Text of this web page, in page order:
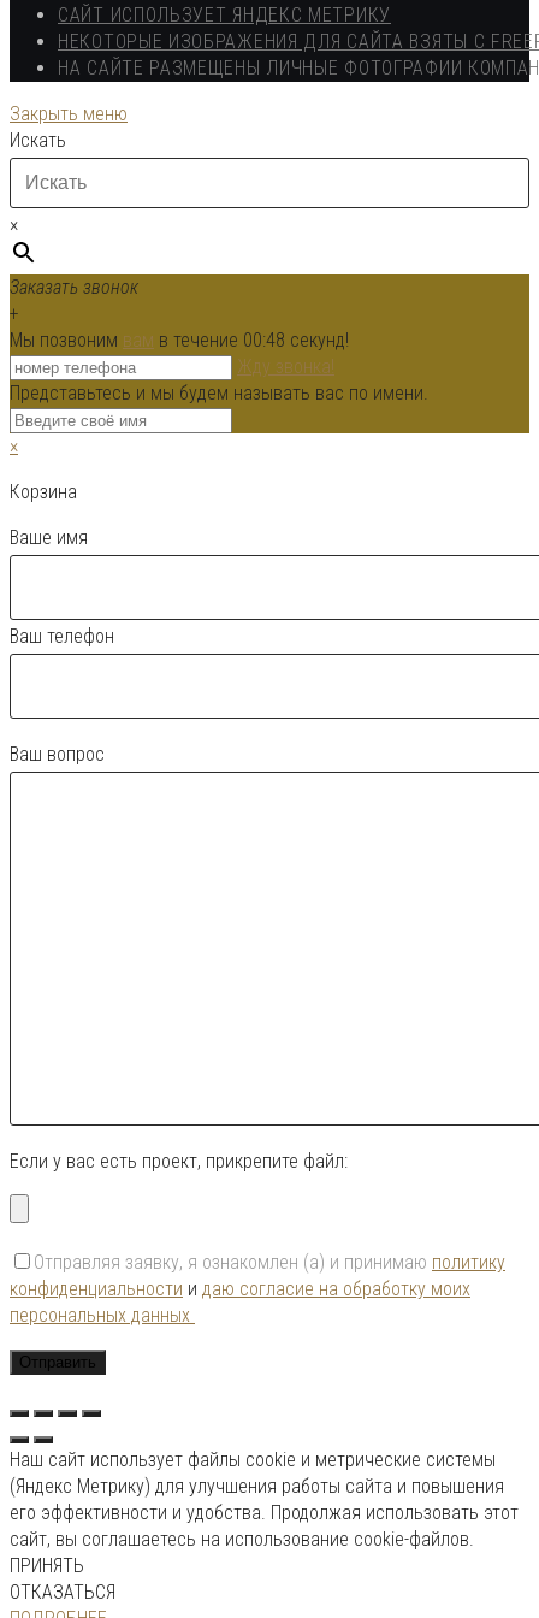
САЙТ ИСПОЛЬЗУЕТ ЯНДЕКС МЕТРИКУ
НЕКОТОРЫЕ ИЗОБРАЖЕНИЯ ДЛЯ САЙТА ВЗЯТЫ С
НА САЙТЕ РАЗМЕЩЕНЫ ЛИЧНЫЕ ФОТОГРАФИИ
Закрыть меню
Искать
×
Заказать звонок
+
Мы позвоним вам в течение 00:48 секунд!
Жду звонка!
Представьтесь и мы будем называть вас по имени.
×
Корзина
Ваше имя
Ваш телефон
Ваш вопрос
Если у вас есть проект, прикрепите файл:
Отправляя заявку, я ознакомлен (а) и принимаю политику
конфиденциальности и даю согласие на обработку моих
персональных данных
Наш сайт использует файлы cookie и метрические системы
(Яндекс Метрику) для улучшения работы сайта и повышения
его эффективности и удобства. Продолжая использовать этот
сайт, вы соглашаетесь на использование cookie-файлов.
ПРИНЯТЬ
ОТКАЗАТЬСЯ